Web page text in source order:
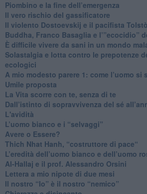
​Piombino e la fine dell’emergenza
​Il vero rischio del gassificatore
​Il violento Dostoevskij e il pacifista
​Buddha, Franco Basaglia e l’”ecocidio”
​È difficile vivere da sani in un mondo
Solastalgia e lotta contro le prepotenze
ecologici
​A mio modesto parere 1: come l’uomo si
​Umile proposta
​La Vita scorre con te, senza di te
​Dall’istinto di sopravvivenza del sé
L'avidità
​L’uomo bianco e i “selvaggi”
​Avere o Essere?
​Thich Nhat Hanh, “costruttore di pace“
​L’eredità dell’uomo bianco e dell’uomo
Al-Hallaj e il prof. Alessandro Orsini
​Lettera a mio nipote di due mesi
​Il nostro “Io” è il nostro “nemico”